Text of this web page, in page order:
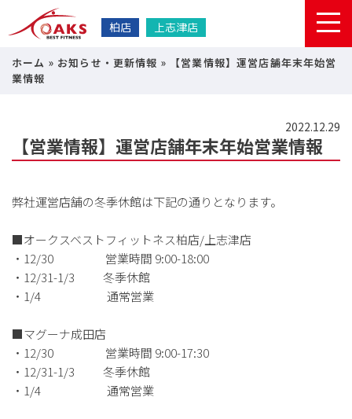
柏店 上志津店
ホーム » お知らせ・更新情報 »
【営業情報】運営店舗年末年始営
業情報
2022.12.29
【営業情報】運営店舗年末年始営業情報
弊社運営店舗の冬季休館は下記の通りとなります。
■オークスベストフィットネス柏店/上志津店
・12/30 営業時間 9:00-18:00
・12/31-1/3 冬季休館
・1/4 通常営業
■マグーナ成田店
・12/30 営業時間 9:00-17:30
・12/31-1/3 冬季休館
・1/4 通常営業